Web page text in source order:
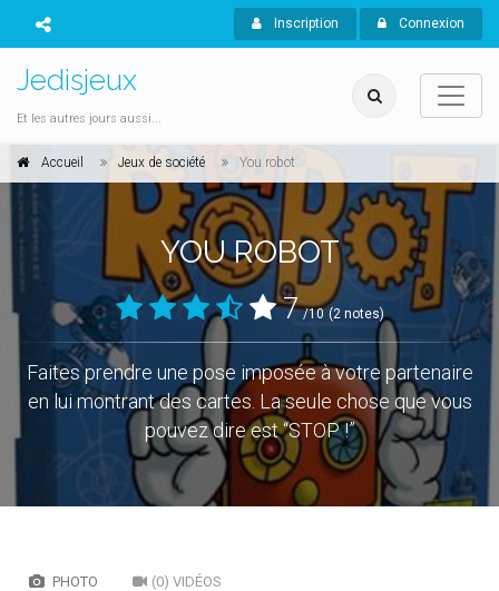
Inscription Connexion
Jedisjeux
Et les autres jours aussi...
Accueil Jeux de société You robot
YOU ROBOT
7 /10 (2 notes)
Faites prendre une pose imposée à votre partenaire
en lui montrant des cartes. La seule chose que vous
pouvez dire est “STOP !”
PHOTO (0) VIDÉOS